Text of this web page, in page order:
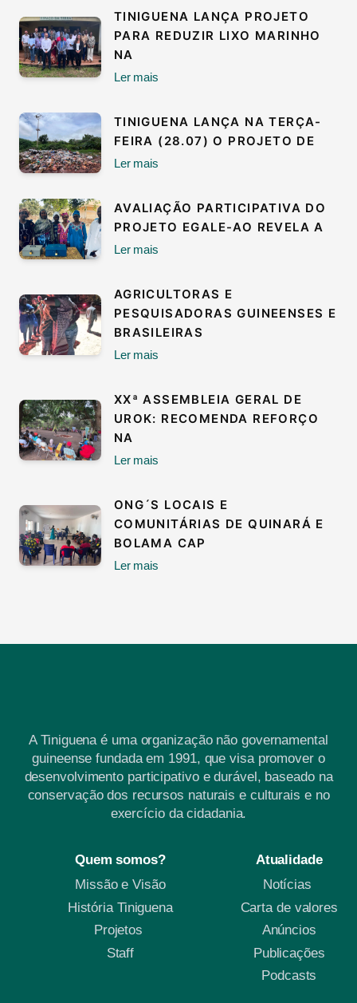
TINIGUENA LANÇA PROJETO
PARA REDUZIR LIXO MARINHO
NA
Ler mais
TINIGUENA LANÇA NA TERÇA-
FEIRA (28.07) O PROJETO DE
Ler mais
AVALIAÇÃO PARTICIPATIVA DO
PROJETO EGALE-AO REVELA A
Ler mais
AGRICULTORAS E
PESQUISADORAS GUINEENSES E
BRASILEIRAS
Ler mais
XXª ASSEMBLEIA GERAL DE
UROK: RECOMENDA REFORÇO
NA
Ler mais
ONG´S LOCAIS E
COMUNITÁRIAS DE QUINARÁ E
BOLAMA CAP
Ler mais
A Tiniguena é uma organização não governamental
guineense fundada em 1991, que visa promover o
desenvolvimento participativo e durável, baseado na
conservação dos recursos naturais e culturais e no
exercício da cidadania.
Quem somos?
Missão e Visão
História Tiniguena
Projetos
Staff
Atualidade
Notícias
Carta de valores
Anúncios
Publicações
Podcasts